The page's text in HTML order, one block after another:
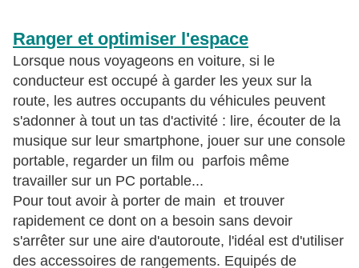
Ranger et optimiser l'espace
Lorsque nous voyageons en voiture, si le
conducteur est occupé à garder les yeux sur la
route, les autres occupants du véhicules peuvent
s'adonner à tout un tas d'activité : lire, écouter de la
musique sur leur smartphone, jouer sur une console
portable, regarder un film ou parfois même
travailler sur un PC portable...
Pour tout avoir à porter de main et trouver
rapidement ce dont on a besoin sans devoir
s'arrêter sur une aire d'autoroute, l'idéal est d'utiliser
des accessoires de rangements. Equipés de